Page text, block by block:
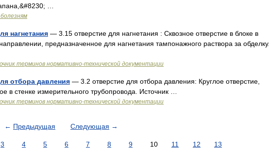
…
нагнетания — 3.15 отверстие для нагнетания : Сквозное отверстие в блоке в
предназначенное для нагнетания тампонажного раствора за обделку.
терминов нормативно-технической документации
отбора давления — 3.2 отверстие для отбора давления: Круглое отверстие,
в стенке измерительного трубопровода. Источник …
терминов нормативно-технической документации
← Предыдущая Следующая →
3 4 5 6 7 8 9 10 11 12 13